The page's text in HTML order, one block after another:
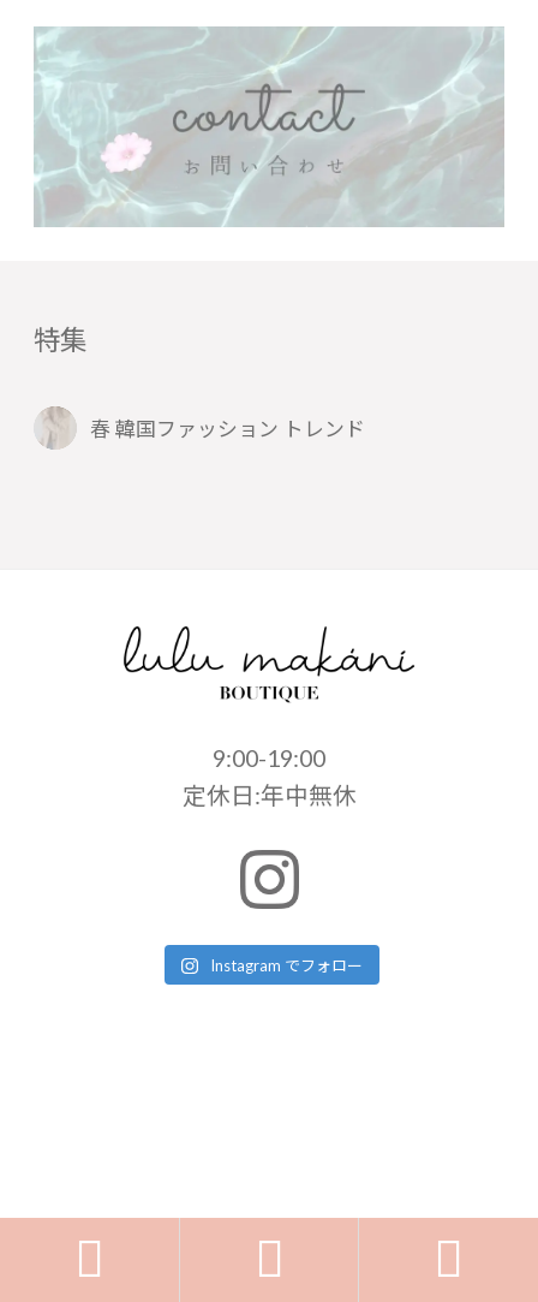
特集
春 韓国ファッション トレンド
9:00-19:00
定休日:年中無休
Instagram でフォロー
  